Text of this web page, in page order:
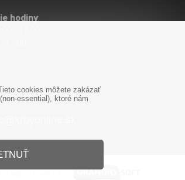
hodiny:
cookies môžete zakázať
essential), ktoré nám